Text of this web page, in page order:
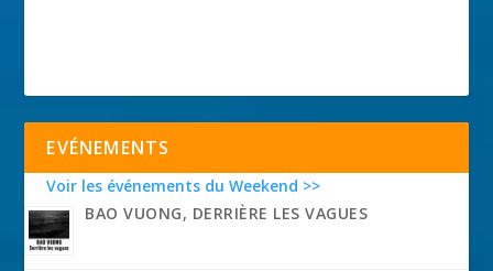
EVÉNEMENTS
Voir les événements du Weekend >>
BAO VUONG, DERRIÈRE LES VAGUES